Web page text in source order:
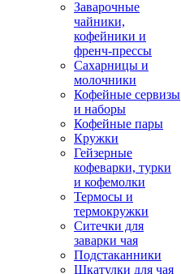
Заварочные
чайники,
кофейники и
френч-прессы
Сахарницы и
молочники
Кофейные сервизы
и наборы
Кофейные пары
Кружки
Гейзерные
кофеварки, турки
и кофемолки
Термосы и
термокружки
Ситечки для
заварки чая
Подстаканники
Шкатулки для чая